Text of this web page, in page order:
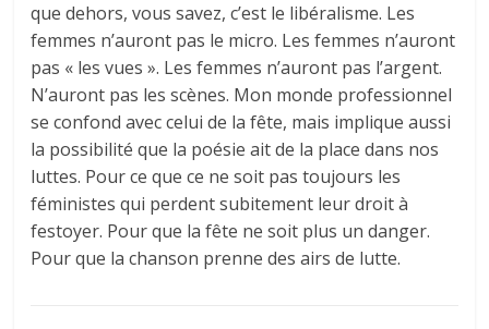
que dehors, vous savez, c’est le libéralisme. Les
femmes n’auront pas le micro. Les femmes n’auront
pas « les vues ». Les femmes n’auront pas l’argent.
N’auront pas les scènes. Mon monde professionnel
se confond avec celui de la fête, mais implique aussi
la possibilité que la poésie ait de la place dans nos
luttes. Pour ce que ce ne soit pas toujours les
féministes qui perdent subitement leur droit à
festoyer. Pour que la fête ne soit plus un danger.
Pour que la chanson prenne des airs de lutte.